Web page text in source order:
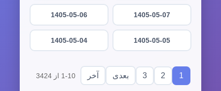
1405-05-07
1405-05-06
1405-05-05
1405-05-04
1
2
3 بعدی آخر 1-10 از 3424